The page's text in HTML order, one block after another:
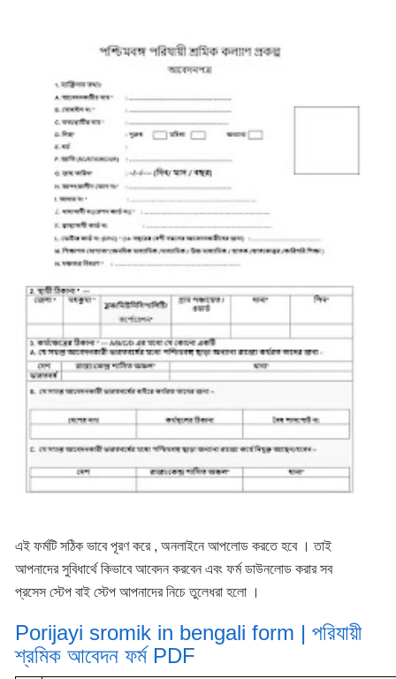
এই ফর্মটি সঠিক ভাবে পূরণ করে , অনলাইনে আপলোড করতে হবে । তাই
আপনাদের সুবিধার্থে কিভাবে আবেদন করবেন এবং ফর্ম ডাউনলোড করার সব
প্রসেস স্টেপ বাই স্টেপ আপনাদের নিচে তুলেধরা হলো ।
Porijayi sromik in bengali form | পরিযায়ী
শ্রমিক আবেদন ফর্ম PDF